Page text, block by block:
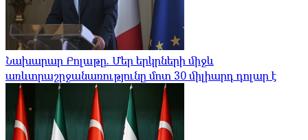
Նախարար Բոլաթը. Մեր երկրների միջև
առևտրաշրջանառությունը մոտ 30 միլիարդ դոլար է